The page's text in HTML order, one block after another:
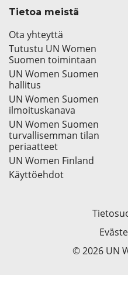
Tietoa meistä
Ota yhteyttä
Tutustu UN Women
Suomen toimintaan
UN Women Suomen
hallitus
UN Women Suomen
ilmoituskanava
UN Women Suomen
turvallisemman tilan
periaatteet
UN Women Finland
Käyttöehdot
© 2026 UN